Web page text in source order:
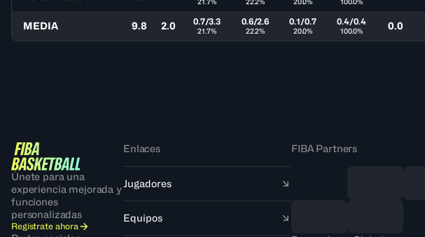
MEDIA 9.8 2.0 0.7/3.3
21.7%
0.6/2.6
22.2%
0.1/0.7
20.0%
0.4/0.4
100.0% 0.0
Únete para una
experiencia mejorada y
funciones
personalizadas
Regístrate ahora
Enlaces
Jugadores
Equipos
FIBA Partners